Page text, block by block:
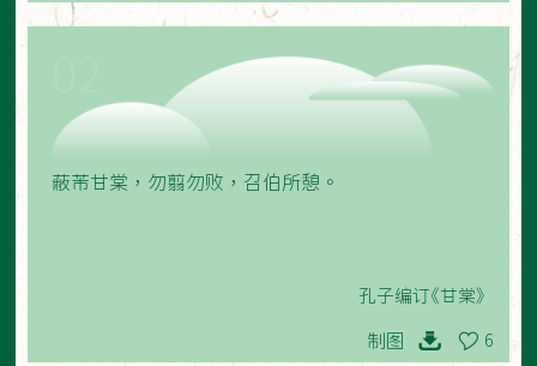
蔽芾甘棠，勿翦勿败，召伯所憩。
孔子编订《甘棠》
制图 6